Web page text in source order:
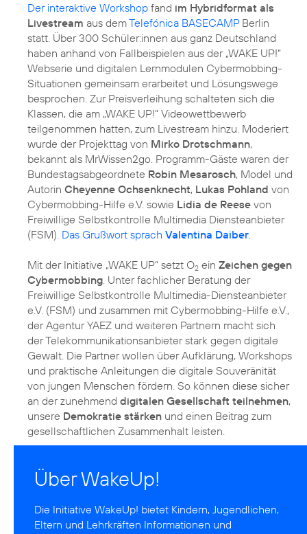
Der interaktive Workshop fand im Hybridformat als
Livestream aus demTelefónica BASECAMPBerlin
statt. Über 300 Schüler:innen aus ganz Deutschland
haben anhand von Fallbeispielen aus der „WAKE UP!“
Webserie und digitalen Lernmodulen Cybermobbing-
Situationen gemeinsam erarbeitet und Lösungswege
besprochen. Zur Preisverleihung schalteten sich die
Klassen, die am „WAKE UP!“ Videowettbewerb
teilgenommen hatten, zum Livestream hinzu. Moderiert
wurde der Projekttag von Mirko Drotschmann,
bekannt als MrWissen2go. Programm-Gäste waren der
Bundestagsabgeordnete Robin Mesarosch, Model und
Autorin Cheyenne Ochsenknecht, Lukas Pohland von
Cybermobbing-Hilfe e.V. sowie Lidia de Reese von
Freiwillige Selbstkontrolle Multimedia Diensteanbieter
(FSM). Das Grußwort sprach Valentina Daiber.
Mit der Initiative „WAKE UP“ setzt O2 ein Zeichen gegen
Cybermobbing. Unter fachlicher Beratung der
Freiwillige Selbstkontrolle Multimedia-Diensteanbieter
e.V. (FSM) und zusammen mit Cybermobbing-Hilfe e.V.,
der Agentur YAEZ und weiteren Partnern macht sich
der Telekommunikationsanbieter stark gegen digitale
Gewalt. Die Partner wollen über Aufklärung, Workshops
und praktische Anleitungen die digitale Souveränität
von jungen Menschen fördern. So können diese sicher
an der zunehmend digitalen Gesellschaft teilnehmen,
unsere Demokratie stärken und einen Beitrag zum
gesellschaftlichen Zusammenhalt leisten.
Über WakeUp!
Die Initiative WakeUp! bietet Kindern, Jugendlichen,
Eltern und Lehrkräften Informationen und